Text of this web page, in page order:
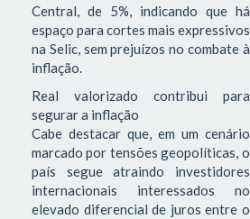
Central, de 5%, indicando que há
espaço para cortes mais expressivos
na Selic, sem prejuízos no combate à
inflação.
Real valorizado contribui para
segurar a inflação
Cabe destacar que, em um cenário
marcado por tensões geopolíticas, o
país segue atraindo investidores
internacionais interessados no
elevado diferencial de juros entre o